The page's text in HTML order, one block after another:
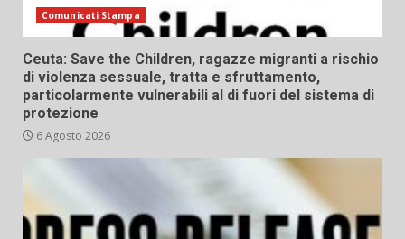
Comunicati Stampa
Ceuta: Save the Children, ragazze migranti a rischio
di violenza sessuale, tratta e sfruttamento,
particolarmente vulnerabili al di fuori del sistema di
protezione
6 Agosto 2026